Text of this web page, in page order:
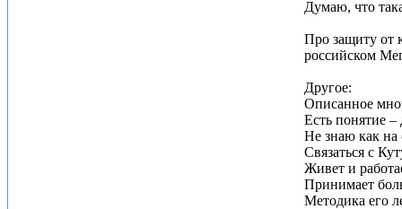
Думаю, что
Про защиту от
российском
Другое:
Описанное
Есть понятие
Не знаю как на
Связаться с
Живет и
Принимает
Методика его